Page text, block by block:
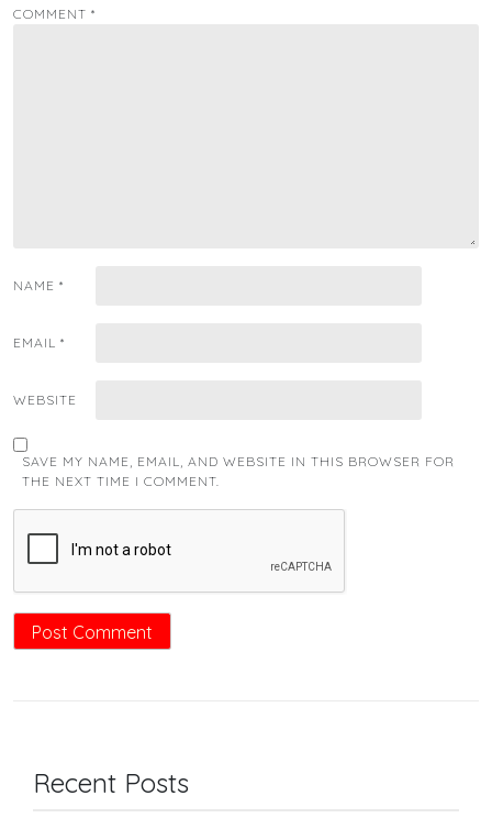
COMMENT *
NAME *
EMAIL *
WEBSITE
SAVE MY NAME, EMAIL, AND WEBSITE IN THIS BROWSER FOR
THE NEXT TIME I COMMENT.
Recent Posts